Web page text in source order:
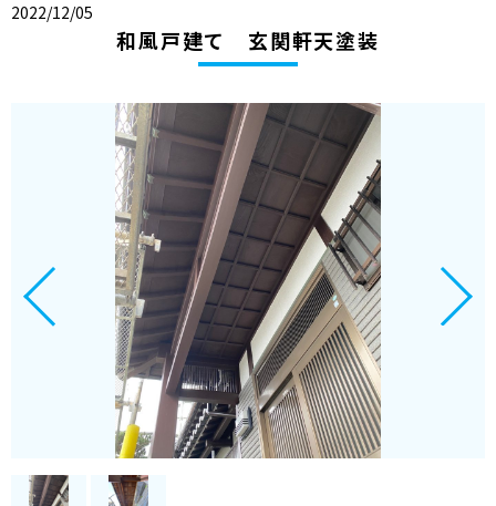
2022/12/05
和風戸建て 玄関軒天塗装